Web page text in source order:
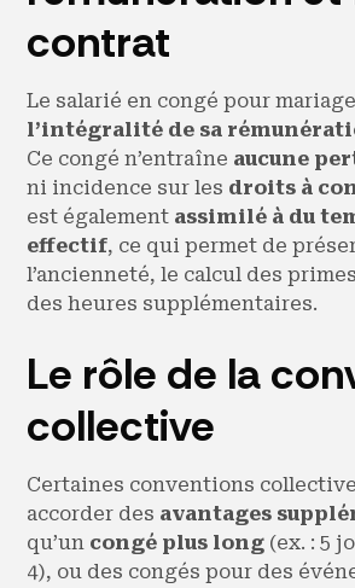
contrat
Le salarié en congé pour mariage
l’intégralité de sa
Ce congé n’entraîne aucune
ni incidence sur les droits à
est également assimilé à du
effectif, ce qui permet de
l’ancienneté, le calcul des
des heures supplémentaires.
Le rôle de la
collective
Certaines conventions
accorder des avantages
qu’un congé plus long (ex. : 5
4), ou des congés pour des